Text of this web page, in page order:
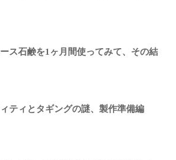
ス石鹸を1ヶ月間使ってみて、その結
ティとタギングの謎、製作準備編